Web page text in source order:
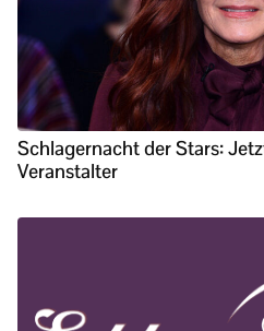
Schlagernacht der Stars:
Veranstalter